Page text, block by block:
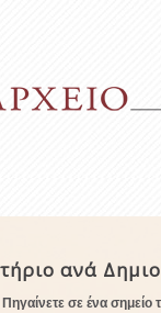
ανά
Πηγαίνετε σε ένα σημείο